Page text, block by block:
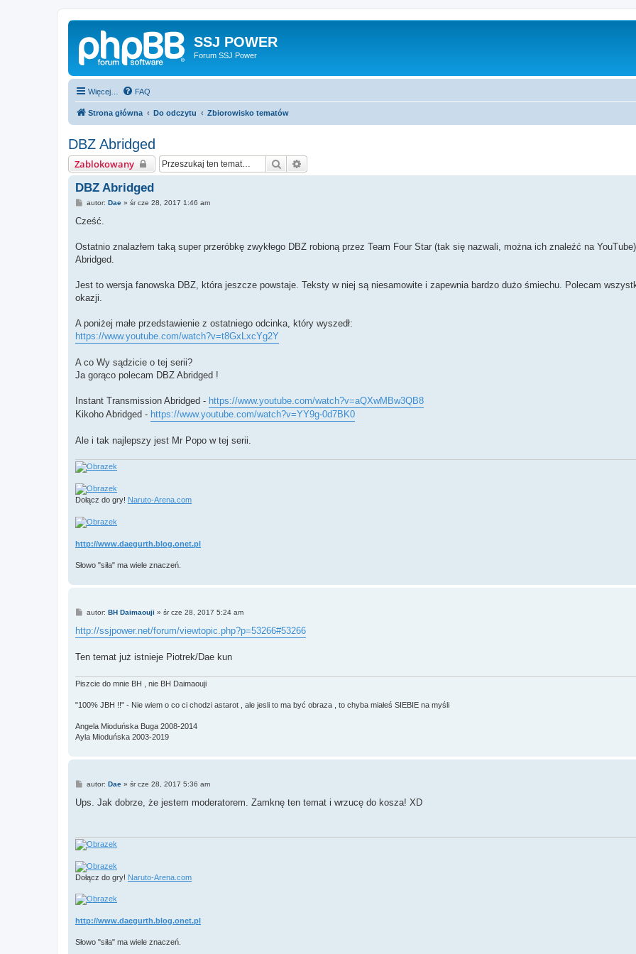
SSJ POWER
Forum SSJ Power
Więcej… FAQ
Strona główna Do odczytu Zbiorowisko tematów
DBZ Abridged
Zablokowany Szukaj
DBZ Abridged
P
s
autor: Dae» śr cze 28, 2017 1:46 am
Cześć.
Ostatnio znalazłem taką super przeróbkę zwykłego DBZ robioną przez Team Four Star (tak się nazwali, można ich znaleźć na
Abridged.
Jest to wersja fanowska DBZ, która jeszcze powstaje. Teksty w niej są niesamowite i zapewnia bardzo dużo śmiechu. Polecam
okazji.
A poniżej małe przedstawienie z ostatniego odcinka, który wyszedł:
https://www.youtube.com/watch?v=t8GxLxcYg2Y
A co Wy sądzicie o tej serii?
Ja gorąco polecam DBZ Abridged !
Instant Transmission Abridged - https://www.youtube.com/watch?v=aQXwMBw3QB8
Kikoho Abridged - https://www.youtube.com/watch?v=YY9g-0d7BK0
Ale i tak najlepszy jest Mr Popo w tej serii.
Dołącz do gry! Naruto-Arena.com
http://www.daegurth.blog.onet.pl
Słowo "siła" ma wiele znaczeń.
P
s
t
autor: BH Daimaouji » śr cze 28, 2017 5:24 am
http://ssjpower.net/forum/viewtopic.php?p=53266#53266
Ten temat już istnieje Piotrek/Dae kun
Piszcie do mnie BH , nie BH Daimaouji
"100% JBH !!" - Nie wiem o co ci chodzi astarot , ale jesli to ma być obraza , to chyba miałeś SIEBIE na myśli
Angela Mioduńska Buga 2008-2014
Ayla Mioduńska 2003-2019
P
s
autor: Dae» śr cze 28, 2017 5:36 am
Ups. Jak dobrze, że jestem moderatorem. Zamknę ten temat i wrzucę do kosza! XD
Dołącz do gry! Naruto-Arena.com
http://www.daegurth.blog.onet.pl
Słowo "siła" ma wiele znaczeń.